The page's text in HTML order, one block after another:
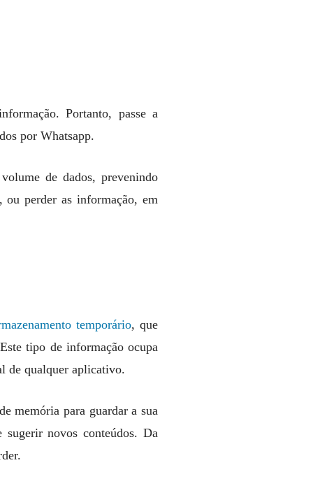
Portanto, passe a
por Whatsapp.
de dados, prevenindo
ou perder as informação, em
temporário, que
tipo de informação ocupa
de qualquer aplicativo.
memória para guardar a sua
novos conteúdos. Da